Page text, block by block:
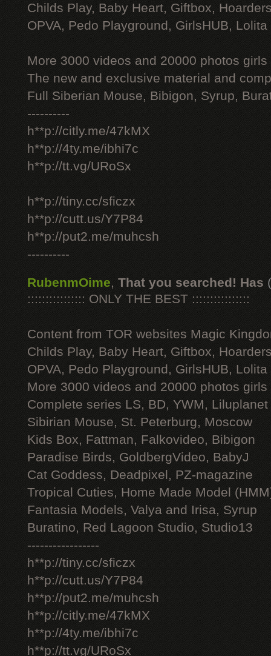
Childs Play, Baby Heart, Giftbox,
OPVA, Pedo Playground, GirlsHUB, Lolita
More 3000 videos and 20000 photos
The new and exclusive material and
Full Siberian Mouse, Bibigon, Syrup,
----------
h**p://citly.me/47kMX
h**p://4ty.me/ibhi7c
h**p://tt.vg/URoSx
h**p://tiny.cc/sficzx
h**p://cutt.us/Y7P84
h**p://put2.me/muhcsh
----------
RubenmOime, That you searched! Has
:::::::::::::::: ONLY THE BEST ::::::::::::::::
Content from TOR websites Magic
Childs Play, Baby Heart, Giftbox,
OPVA, Pedo Playground, GirlsHUB, Lolita
More 3000 videos and 20000 photos
Complete series LS, BD, YWM, Liluplanet
Sibirian Mouse, St. Peterburg, Moscow
Kids Box, Fattman, Falkovideo, Bibigon
Paradise Birds, GoldbergVideo, BabyJ
Cat Goddess, Deadpixel, PZ-magazine
Tropical Cuties, Home Made Model
Fantasia Models, Valya and Irisa, Syrup
Buratino, Red Lagoon Studio, Studio13
-----------------
h**p://tiny.cc/sficzx
h**p://cutt.us/Y7P84
h**p://put2.me/muhcsh
h**p://citly.me/47kMX
h**p://4ty.me/ibhi7c
h**p://tt.vg/URoSx